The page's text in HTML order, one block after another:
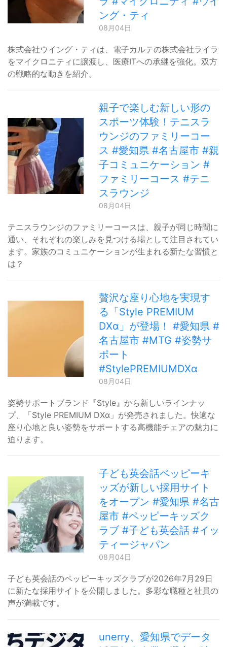
ング・ティ
08月04日
株式会社ウイング・ティは、電子カルテの株式会社ライラ
をマイクロニティに譲渡し、医療ITへの承継を強化。双方
の戦略的な動きを紹介。
親子で楽しむ新しい形の
スポーツ体験！テニスラ
ウンジのファミリーコー
ス #愛知県 #名古屋市 #親
子コミュニケーション #
ファミリーコース #テニ
スラウンジ
08月04日
テニスラウンジのファミリーコースは、親子が同じ時間に
通い、それぞれの楽しみを見つける場として注目されてい
ます。家族のコミュニケーションが生まれる新たな習慣と
は？
贅沢な座り心地を実現す
る「Style PREMIUM
DXα」が登場！ #愛知県 #
名古屋市 #MTG #姿勢サ
ポート
#StylePREMIUMDXα
08月04日
姿勢サポートブランド『Style』から新しいラインナッ
プ、「Style PREMIUM DXα」が発売されました。快適な
座り心地と良い姿勢をサポートする高機能チェアの魅力に
迫ります。
子ども英会話ペッピーキ
ッズが新しい採用サイト
をオープン #愛知県 #名古
屋市 #ペッピーキッズク
ラブ #子ども英会話 #イッ
ティージャパン
08月04日
子ども英会話のペッピーキッズクラブが2026年7月29日
に新たな採用サイトを公開しました。多彩な職種と社員の
声が満載です。
unerry、愛知県でデータ